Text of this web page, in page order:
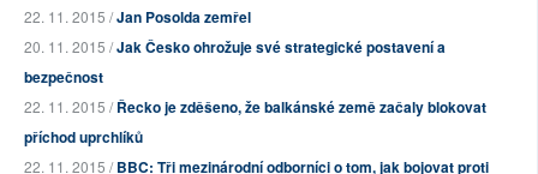
22. 11. 2015 /Jan Posolda zemřel
20. 11. 2015 /Jak Česko ohrožuje své strategické postavení a
bezpečnost
22. 11. 2015 /Řecko je zděšeno, že balkánské země začaly blokovat
příchod uprchlíků
22. 11. 2015 /BBC: Tři mezinárodní odborníci o tom, jak bojovat proti